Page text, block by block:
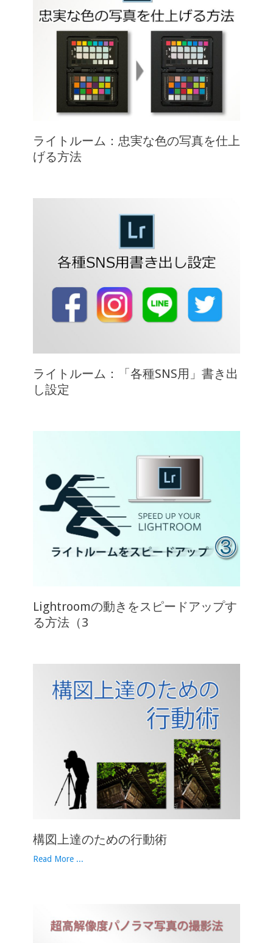
ライトルーム：忠実な色の写真を仕上
げる方法
ライトルーム：「各種SNS用」書き出
し設定
Lightroomの動きをスピードアップす
る方法（3
構図上達のための行動術
Read More ...